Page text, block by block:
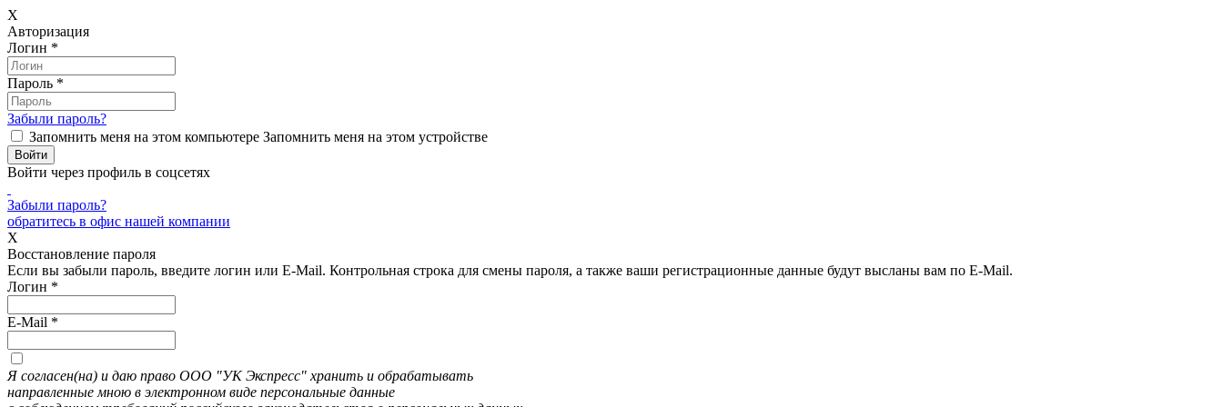
X
Авторизация
Логин *
Пароль *
Забыли пароль?
Запомнить меня на этом компьютере Запомнить меня на этом устройстве
Войти через профиль в соцсетях
Забыли пароль?
обратитесь в офис нашей компании
X
Восстановление пароля
Если вы забыли пароль, введите логин или E-Mail. Контрольная строка для смены пароля, а также ваши регистрационные данные будут высланы вам по E-Mail.
Логин *
E-Mail *
Я согласен(на) и даю право ООО "УК Экспресс" хранить и обрабатывать
направленные мною в электронном виде персональные данные